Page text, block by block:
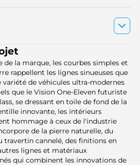
de la marque, les courbes simples et
rappellent les lignes sinueuses que
variété de véhicules ultra-modernes
que le Vision One-Eleven futuriste
se dressant en toile de fond de la
innovante, les intérieurs
hommage à ceux de l'industrie
de la pierre naturelle, du
travertin cannelé, des finitions en
lignes et matériaux
qui combinent les innovations de